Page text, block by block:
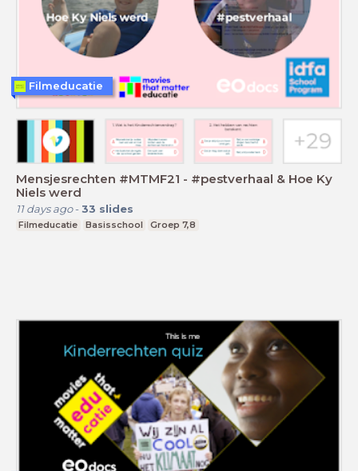
Mensjesrechten #MTMF21 - #pestverhaal & Hoe Ky
Niels werd
11 days ago- 33 slides
Filmeducatie Basisschool Groep 7,8
Filmeducatie